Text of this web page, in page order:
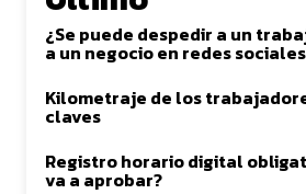
¿Se puede despedir a un
a un negocio en redes
Kilometraje de los
claves
Registro horario digital
va a aprobar?